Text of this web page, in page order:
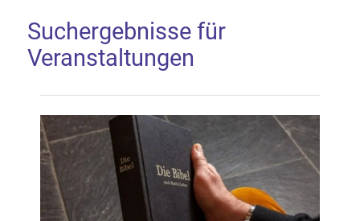
Google Map laden
Mit dem Laden der Karte akzeptieren Sie, dass die
Anwendung Google Maps beim Aktivieren von
Inhalten Cookies auf Ihrem Gerät setzt, z.B. zwecks
Reichweitenmessung und profilbasierter Werbung.
Suchergebnisse für
Veranstaltungen